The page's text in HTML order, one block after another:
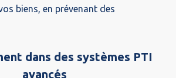
biens, en prévenant des
dans des systèmes PTI
avancés